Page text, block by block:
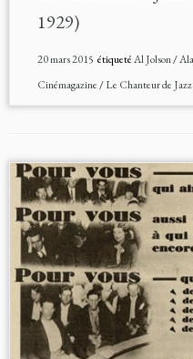
1929)
20 mars 2015 étiquetéAl Jolson/
Cinémagazine/Le Chanteur de Jazz